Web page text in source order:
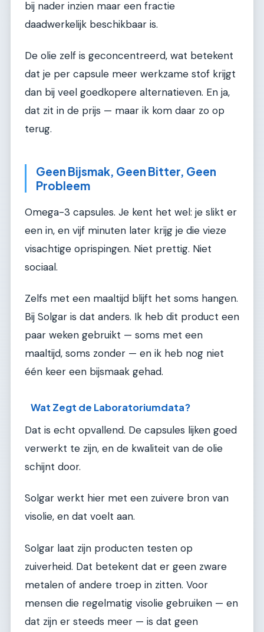
bij nader inzien maar een fractie
daadwerkelijk beschikbaar is.
De olie zelf is geconcentreerd, wat betekent
dat je per capsule meer werkzame stof krijgt
dan bij veel goedkopere alternatieven. En ja,
dat zit in de prijs — maar ik kom daar zo op
terug.
Geen Bijsmak, Geen Bitter, Geen
Probleem
Omega-3 capsules. Je kent het wel: je slikt er
een in, en vijf minuten later krijg je die vieze
visachtige oprispingen. Niet prettig. Niet
sociaal.
Zelfs met een maaltijd blijft het soms hangen.
Bij Solgar is dat anders. Ik heb dit product een
paar weken gebruikt — soms met een
maaltijd, soms zonder — en ik heb nog niet
één keer een bijsmaak gehad.
Wat Zegt de Laboratoriumdata?
Dat is echt opvallend. De capsules lijken goed
verwerkt te zijn, en de kwaliteit van de olie
schijnt door.
Solgar werkt hier met een zuivere bron van
visolie, en dat voelt aan.
Solgar laat zijn producten testen op
zuiverheid. Dat betekent dat er geen zware
metalen of andere troep in zitten. Voor
mensen die regelmatig visolie gebruiken — en
dat zijn er steeds meer — is dat geen